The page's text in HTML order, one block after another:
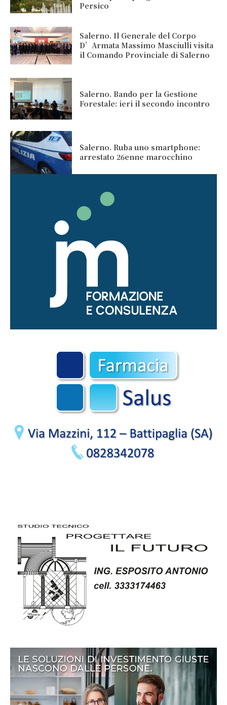
Persico
Salerno. Il Generale del Corpo
D’Armata Massimo Masciulli visita
il Comando Provinciale di Salerno
Salerno. Bando per la Gestione
Forestale: ieri il secondo incontro
Salerno. Ruba uno smartphone:
arrestato 26enne marocchino